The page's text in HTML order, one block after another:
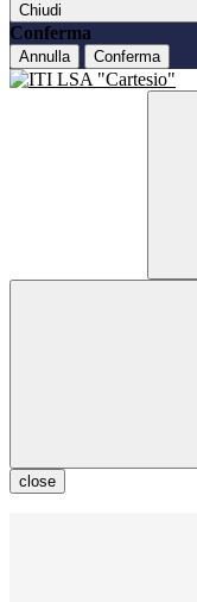
Chiudi
Conferma
Annulla Conferma
close